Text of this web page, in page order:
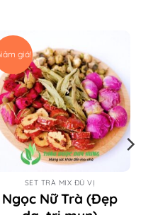
giá!
SET TRÀ MIX ĐỦ VỊ
Ngọc Nữ Trà (Đẹp